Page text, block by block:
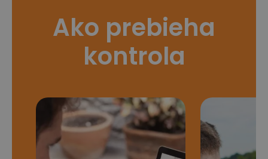
Ako prebieha
kontrola